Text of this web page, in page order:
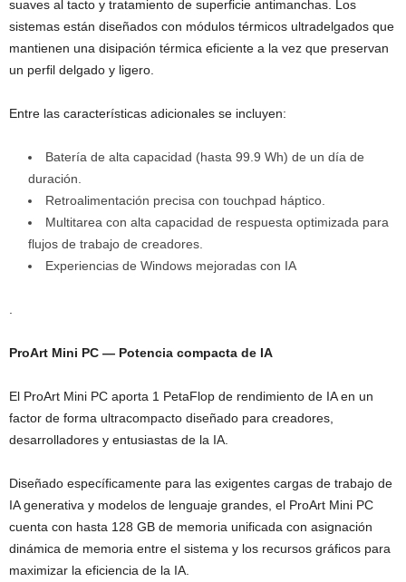
suaves al tacto y tratamiento de superficie antimanchas. Los
sistemas están diseñados con módulos térmicos ultradelgados que
mantienen una disipación térmica eficiente a la vez que preservan
un perfil delgado y ligero.
Entre las características adicionales se incluyen:
Batería de alta capacidad (hasta 99.9 Wh) de un día de
duración.
Retroalimentación precisa con touchpad háptico.
Multitarea con alta capacidad de respuesta optimizada para
flujos de trabajo de creadores.
Experiencias de Windows mejoradas con IA
.
ProArt Mini PC — Potencia compacta de IA
El ProArt Mini PC aporta 1 PetaFlop de rendimiento de IA en un
factor de forma ultracompacto diseñado para creadores,
desarrolladores y entusiastas de la IA.
Diseñado específicamente para las exigentes cargas de trabajo de
IA generativa y modelos de lenguaje grandes, el ProArt Mini PC
cuenta con hasta 128 GB de memoria unificada con asignación
dinámica de memoria entre el sistema y los recursos gráficos para
maximizar la eficiencia de la IA.